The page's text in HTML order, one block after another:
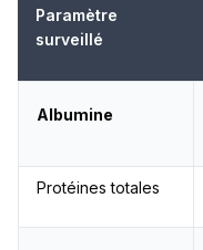
Paramètre
surveillé
Albumine
Protéines totales